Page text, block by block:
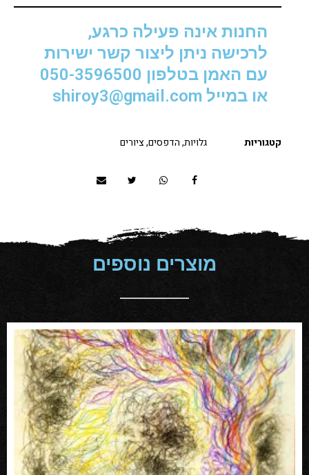
החנות אינה פעילה כרגע,
לרכישה ניתן ליצור קשר ישירות
עם האמן בטלפון 050-3596500
או במייל shiroy3@gmail.com
קטגוריות גלויות,הדפסים,ציורים
מוצרים נוספים